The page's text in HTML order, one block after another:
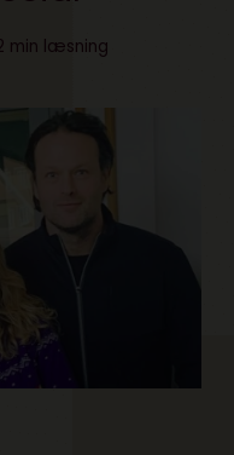
min læsning